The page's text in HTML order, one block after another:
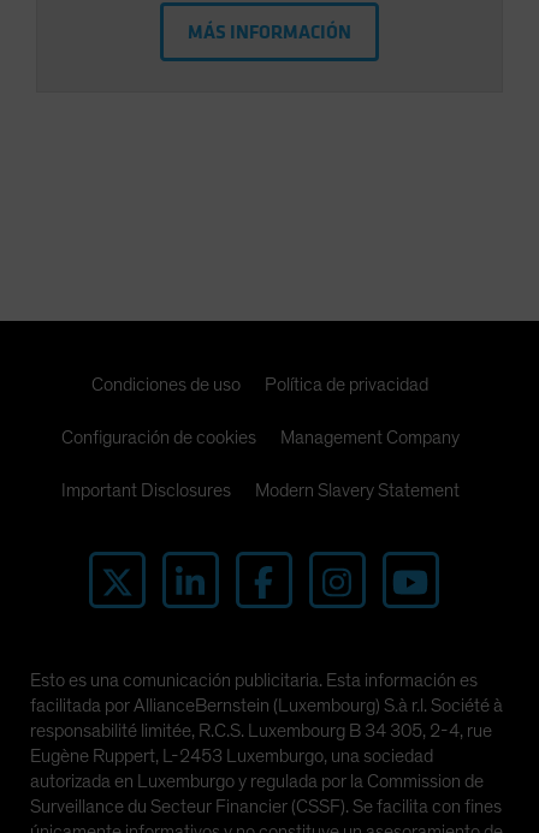
MÁS INFORMACIÓN
Condiciones de uso Política de privacidad
Configuración de cookies Management Company
Important Disclosures Modern Slavery Statement
Esto es una comunicación publicitaria. Esta información es
facilitada por AllianceBernstein (Luxembourg) S.à r.l. Société à
responsabilité limitée, R.C.S. Luxembourg B 34 305, 2-4, rue
Eugène Ruppert, L-2453 Luxemburgo, una sociedad
autorizada en Luxemburgo y regulada por la Commission de
Surveillance du Secteur Financier (CSSF). Se facilita con fines